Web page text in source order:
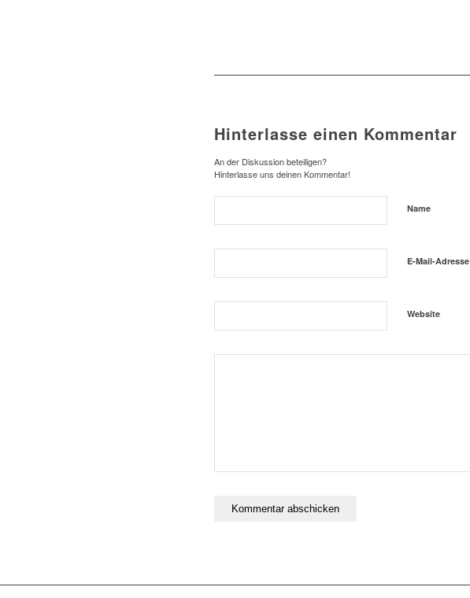
Hinterlasse einen Kommentar
An der Diskussion beteiligen?
Hinterlasse uns deinen Kommentar!
Name
E-Mail-Adresse
Website